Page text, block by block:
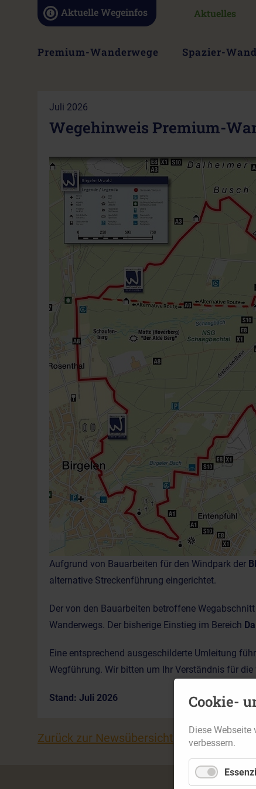
Navigation
überspringen
Aktuelle Wegeinfos Aktuelles
Navigation
Premium-Wanderwege Spazier-
Juli 2026
Wegehinweis Premium-
Aufgrund von Bauarbeiten für den Windpark der
alternative Streckenführung eingerichtet.
Der von den Bauarbeiten betroffene
Wanderwegs. Der bisherige Einstieg im Bereich
Eine entsprechend ausgeschilderte Umleitung
Wegführung. Wir bitten um Ihr Verständnis für
Stand: Juli 2026
Zurück zur Newsübersicht
Cookie-
Diese
verbessern.